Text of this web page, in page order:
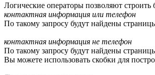
Логические операторы позволяют
контактная информация или телефон
По такому запросу будут найдены
контактная информация не телефон
По такому запросу будут найдены
Вы можете использовать скобки для